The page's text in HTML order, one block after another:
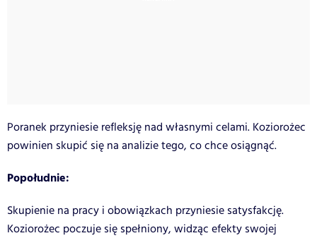
Poranek przyniesie refleksję nad własnymi celami. Koziorożec
powinien skupić się na analizie tego, co chce osiągnąć.
Popołudnie:
Skupienie na pracy i obowiązkach przyniesie satysfakcję.
Koziorożec poczuje się spełniony, widząc efekty swojej